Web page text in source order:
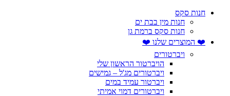
חנות סקס
חנות מין בבת ים
חנות סקס ברמת גן
❤️ המוצרים שלנו ❤️
ויברטורים
הויברטור הראשון שלי
ויברטורים מג'ל – גמישים
ויברטור עמיד במים
ויברטורים דמוי אמיתי